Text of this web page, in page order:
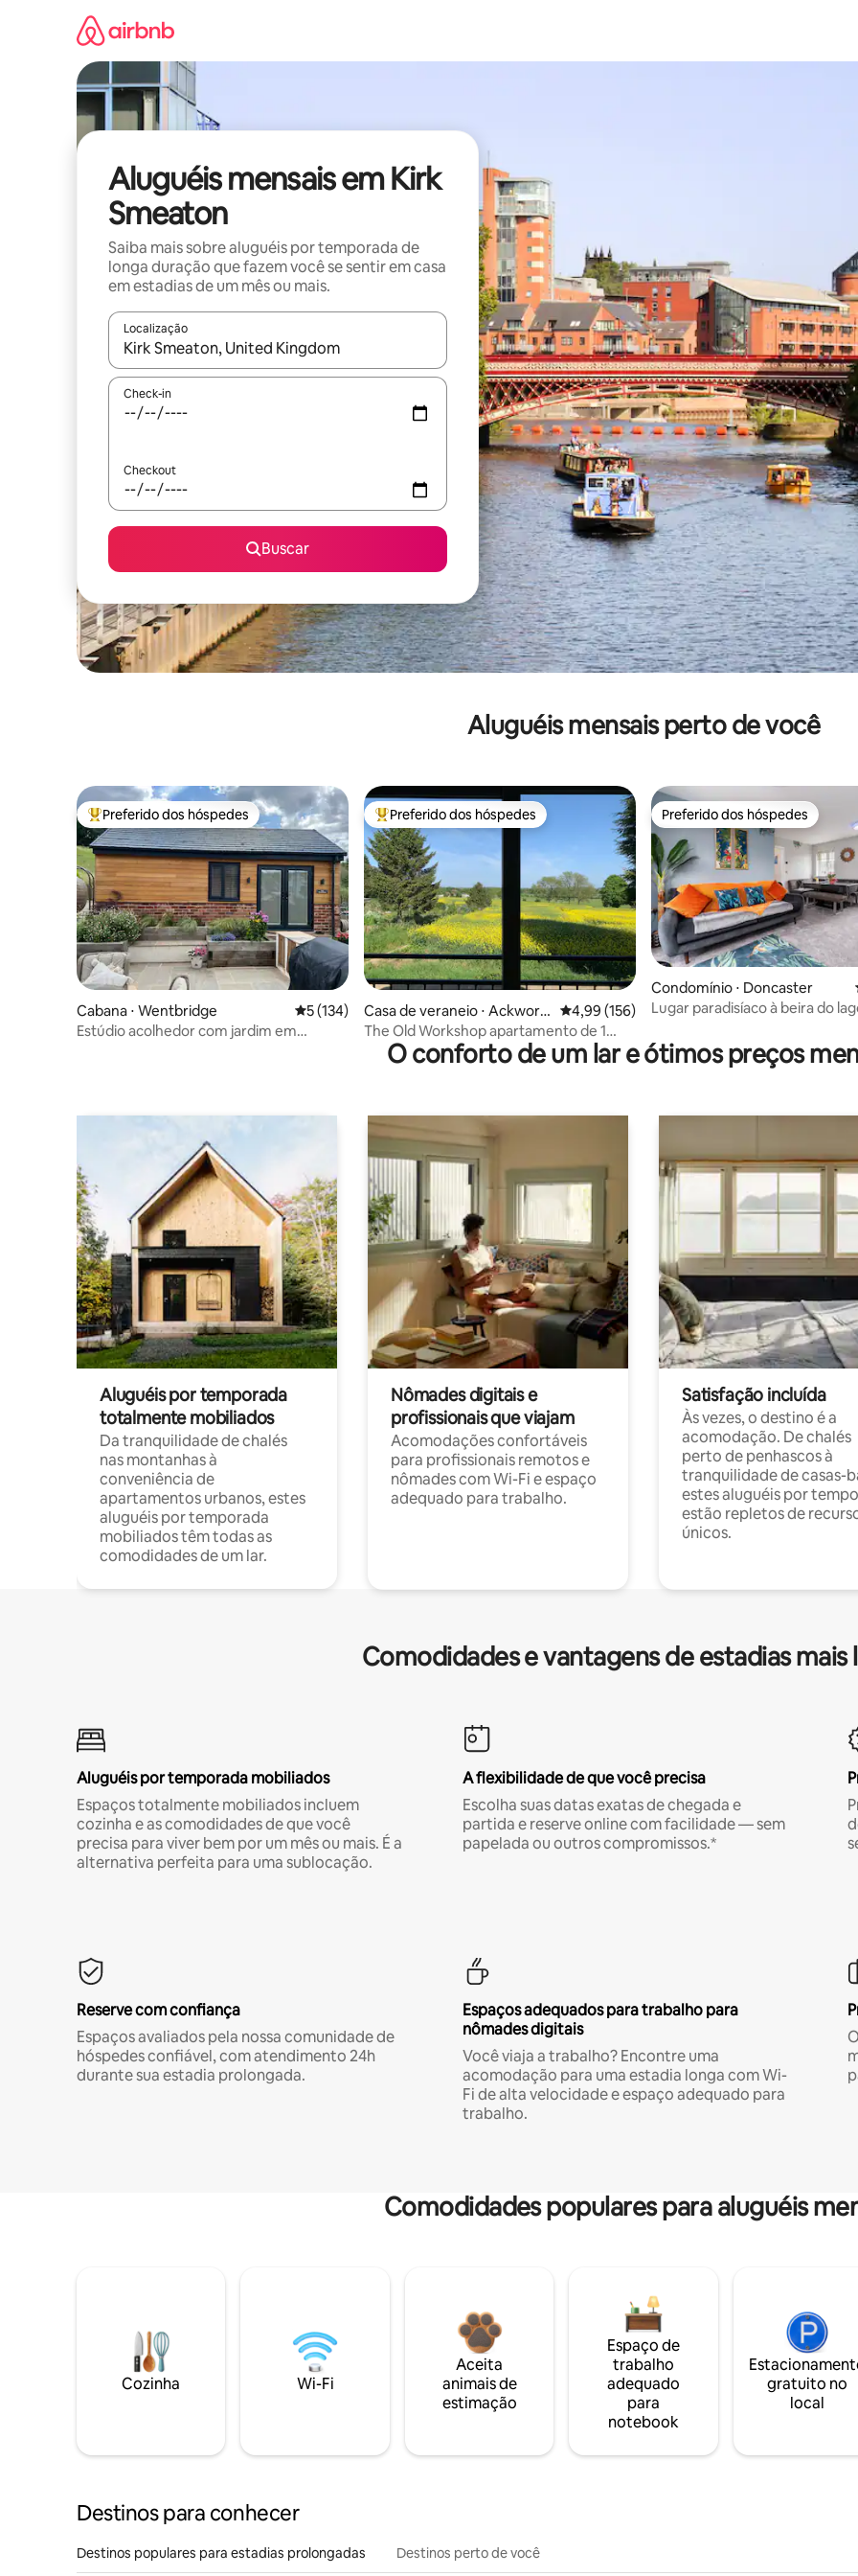
Aluguéis mensais em Kirk
Smeaton
Saiba mais sobre aluguéis por temporada de
longa duração que fazem você se sentir em casa
em estadias de um mês ou mais.
Localização
Quando os resultados estiverem disponíveis, explore-os usando as seta para cima e para baixo do teclado ou tocando
Check-in
Checkout
Buscar
Aluguéis mensais perto de você
Entre os melhores preferidos dos hóspedes
Preferido dos hóspedes
Cabana ⋅ Wentbridge 5 de uma avaliação média de 5, 134 avaliações
5 (134)
Estúdio acolhedor com jardim em
Entre os melhores preferidos dos hóspedes
Preferido dos hóspedes
Casa de veraneio ⋅ Ackwort
h
4,99 de uma avaliação média de 5, 156
4,99 (156)
The Old Workshop apartamento de 1
quarto
Preferido dos hóspedes
Preferido dos hóspedes
Condomínio ⋅ Doncaster
Lugar paradisíaco à beira do
O conforto de um lar e ótimos preços
Aluguéis por temporada
totalmente mobiliados
Da tranquilidade de chalés
nas montanhas à
conveniência de
apartamentos urbanos, estes
aluguéis por temporada
mobiliados têm todas as
comodidades de um lar.
Nômades digitais e
profissionais que viajam
Acomodações confortáveis
para profissionais remotos e
nômades com Wi-Fi e espaço
adequado para trabalho.
Satisfação incluída
Às vezes, o destino é a
acomodação. De chalés
perto de penhascos à
tranquilidade de casas-
estes aluguéis por
estão repletos de
únicos.
Comodidades e vantagens de estadias mais
Aluguéis por temporada mobiliados
Espaços totalmente mobiliados incluem
cozinha e as comodidades de que você
precisa para viver bem por um mês ou mais. É a
alternativa perfeita para uma sublocação.
A flexibilidade de que você precisa
Escolha suas datas exatas de chegada e
partida e reserve online com facilidade — sem
papelada ou outros compromissos.*
Reserve com confiança
Espaços avaliados pela nossa comunidade de
hóspedes confiável, com atendimento 24h
durante sua estadia prolongada.
Espaços adequados para trabalho para
nômades digitais
Você viaja a trabalho? Encontre uma
acomodação para uma estadia longa com Wi-
Fi de alta velocidade e espaço adequado para
trabalho.
Comodidades populares para aluguéis
Cozinha Wi-Fi
Aceita
animais de
estimação
Espaço de
trabalho
adequado
para
notebook
gratuito no
local
Destinos para conhecer
Destinos populares para estadias prolongadas Destinos perto de você